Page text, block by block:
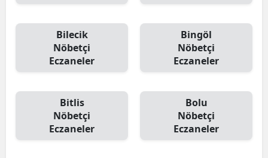
Bilecik
Nöbetçi
Eczaneler
Bingöl
Nöbetçi
Eczaneler
Bitlis
Nöbetçi
Eczaneler
Bolu
Nöbetçi
Eczaneler